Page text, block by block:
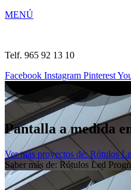
MENÚ
Telf. 965 92 13 10
Facebook Instagram Pinterest
Pantalla a medida
Ver más proyectos de: Rótulos
Saber más de: Rótulos Led